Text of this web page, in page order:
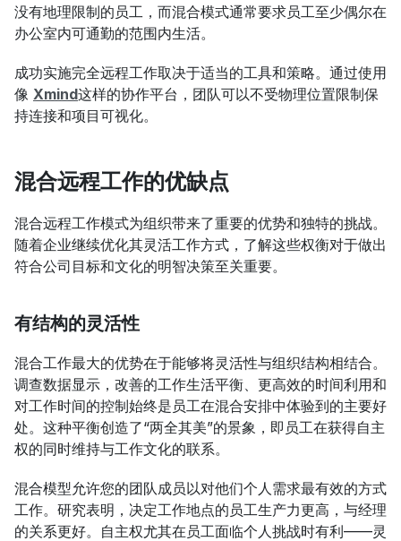
没有地理限制的员工，而混合模式通常要求员工至少偶尔在
办公室内可通勤的范围内生活。
成功实施完全远程工作取决于适当的工具和策略。通过使用
像 Xmind这样的协作平台，团队可以不受物理位置限制保
持连接和项目可视化。
混合远程工作的优缺点
混合远程工作模式为组织带来了重要的优势和独特的挑战。
随着企业继续优化其灵活工作方式，了解这些权衡对于做出
符合公司目标和文化的明智决策至关重要。
有结构的灵活性
混合工作最大的优势在于能够将灵活性与组织结构相结合。
调查数据显示，改善的工作生活平衡、更高效的时间利用和
对工作时间的控制始终是员工在混合安排中体验到的主要好
处。这种平衡创造了“两全其美”的景象，即员工在获得自主
权的同时维持与工作文化的联系。
混合模型允许您的团队成员以对他们个人需求最有效的方式
工作。研究表明，决定工作地点的员工生产力更高，与经理
的关系更好。自主权尤其在员工面临个人挑战时有利——灵